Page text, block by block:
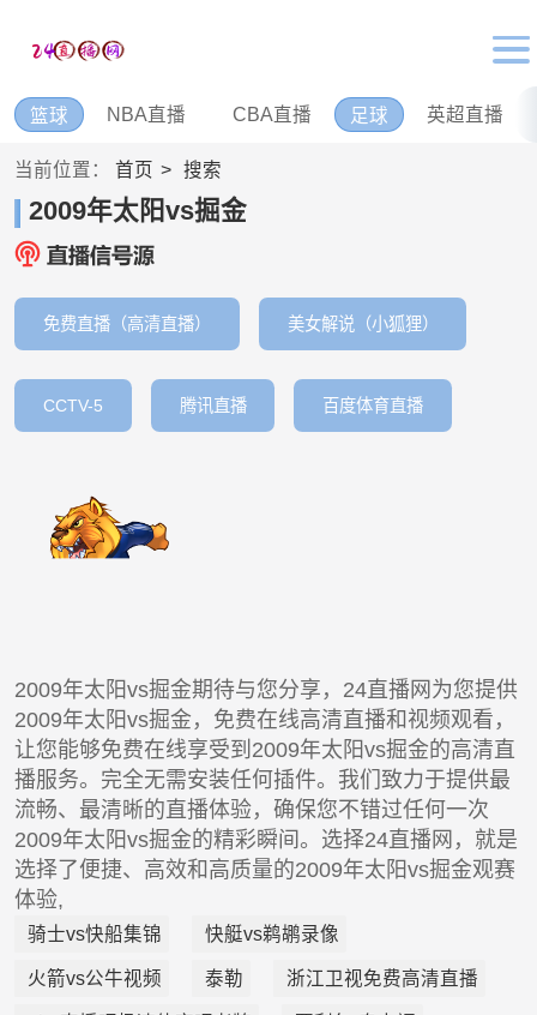
篮球 NBA直播 CBA直播 足球 英超直播
当前位置： 首页 搜索
2009年太阳vs掘金
免费直播（高清直播） 美女解说（小狐狸）
CCTV-5 腾讯直播 百度体育直播
2009年太阳vs掘金期待与您分享，24直播网为您提供
2009年太阳vs掘金，免费在线高清直播和视频观看，
让您能够免费在线享受到2009年太阳vs掘金的高清直
播服务。完全无需安装任何插件。我们致力于提供最
流畅、最清晰的直播体验，确保您不错过任何一次
2009年太阳vs掘金的精彩瞬间。选择24直播网，就是
选择了便捷、高效和高质量的2009年太阳vs掘金观赛
体验,
骑士vs快船集锦 快艇vs鹈鹕录像
火箭vs公牛视频 泰勒 浙江卫视免费高清直播